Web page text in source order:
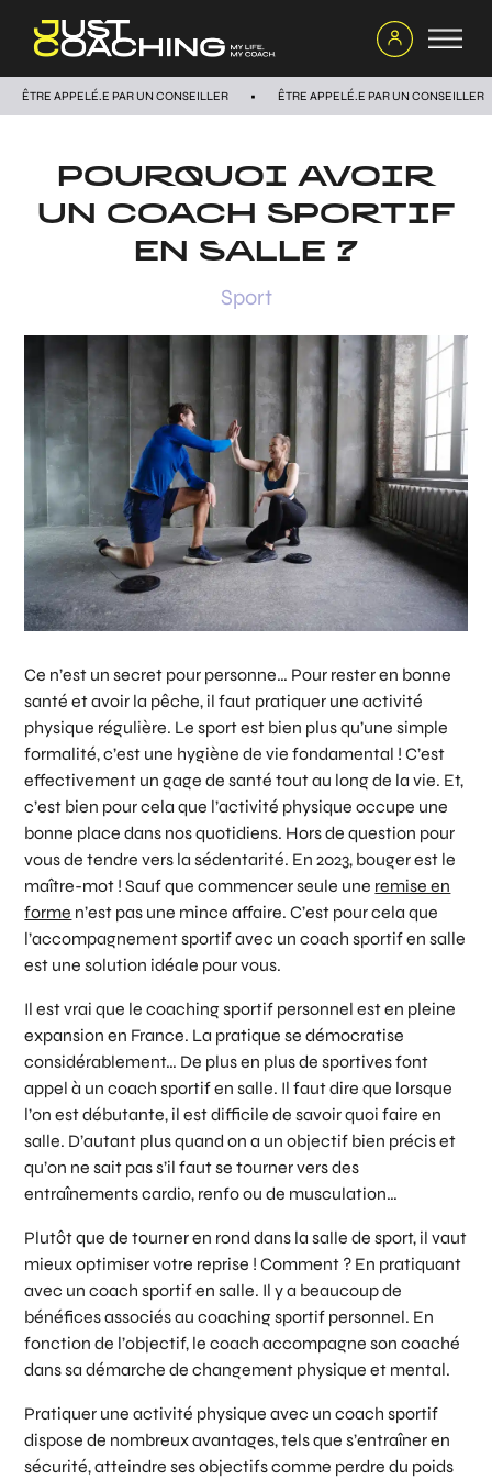
ÊTRE APPELÉ.E PAR UN CONSEILLER ÊTRE APPELÉ.E PAR UN CONSEILLER
POURQUOI AVOIR
UN COACH SPORTIF
EN SALLE ?
Sport
Ce n’est un secret pour personne… Pour rester en bonne
santé et avoir la pêche, il faut pratiquer une activité
physique régulière. Le sport est bien plus qu’une simple
formalité, c’est une hygiène de vie fondamental ! C’est
effectivement un gage de santé tout au long de la vie. Et,
c’est bien pour cela que l’activité physique occupe une
bonne place dans nos quotidiens. Hors de question pour
vous de tendre vers la sédentarité. En 2023, bouger est le
maître-mot ! Sauf que commencer seule une remise en
forme n’est pas une mince affaire. C’est pour cela que
l’accompagnement sportif avec un coach sportif en salle
est une solution idéale pour vous.
Il est vrai que le coaching sportif personnel est en pleine
expansion en France. La pratique se démocratise
considérablement… De plus en plus de sportives font
appel à un coach sportif en salle. Il faut dire que lorsque
l’on est débutante, il est difficile de savoir quoi faire en
salle. D’autant plus quand on a un objectif bien précis et
qu’on ne sait pas s’il faut se tourner vers des
entraînements cardio, renfo ou de musculation…
Plutôt que de tourner en rond dans la salle de sport, il vaut
mieux optimiser votre reprise ! Comment ? En pratiquant
avec un coach sportif en salle. Il y a beaucoup de
bénéfices associés au coaching sportif personnel. En
fonction de l’objectif, le coach accompagne son coaché
dans sa démarche de changement physique et mental.
Pratiquer une activité physique avec un coach sportif
dispose de nombreux avantages, tels que s’entraîner en
sécurité, atteindre ses objectifs comme perdre du poids